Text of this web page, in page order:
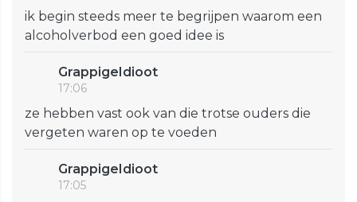
ik begin steeds meer te begrijpen waarom een
alcoholverbod een goed idee is
GrappigeIdioot
17:06
ze hebben vast ook van die trotse ouders die
vergeten waren op te voeden
GrappigeIdioot
17:05